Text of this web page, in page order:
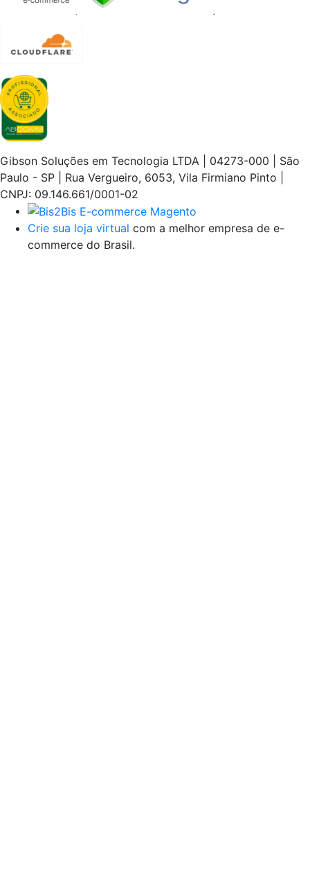
Gibson Soluções em Tecnologia LTDA | 04273-000 | São
Paulo - SP | Rua Vergueiro, 6053, Vila Firmiano Pinto |
CNPJ: 09.146.661/0001-02
Crie sua loja virtual com a melhor empresa de e-
commerce do Brasil.